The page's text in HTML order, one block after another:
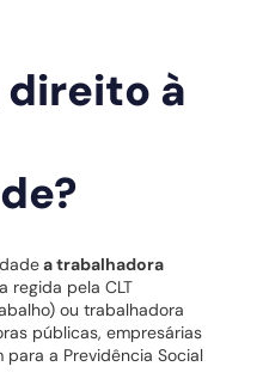
à
a trabalhadora
regida pela CLT
ou trabalhadora
públicas, empresárias
a Previdência Social